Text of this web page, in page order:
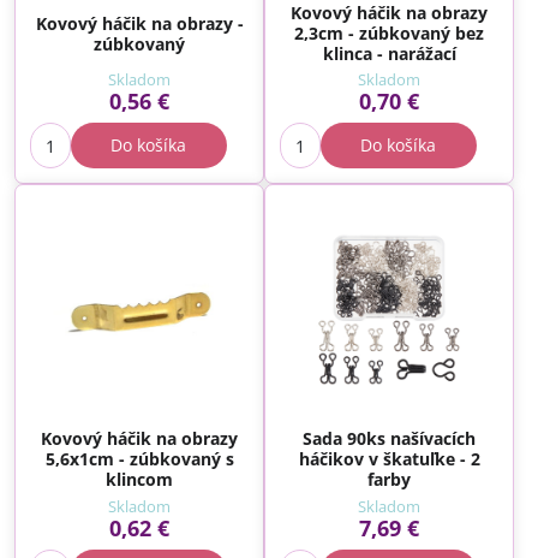
Kovový háčik na obrazy -
zúbkovaný
Skladom
0,56 €
Do košíka
Kovový háčik na obrazy
2,3cm - zúbkovaný bez
klinca - narážací
Skladom
0,70 €
Do košíka
Kovový háčik na obrazy
5,6x1cm - zúbkovaný s
klincom
Skladom
0,62 €
Sada 90ks našívacích
háčikov v škatuľke - 2
farby
Skladom
7,69 €